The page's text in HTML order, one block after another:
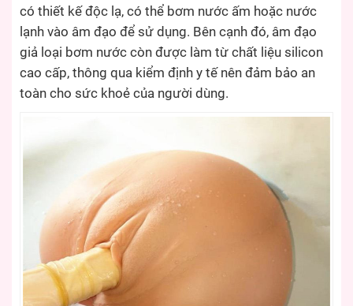
có thiết kế độc lạ, có thể bơm nước ấm hoặc nước
lạnh vào âm đạo để sử dụng. Bên cạnh đó, âm đạo
giả loại bơm nước còn được làm từ chất liệu silicon
cao cấp, thông qua kiểm định y tế nên đảm bảo an
toàn cho sức khoẻ của người dùng.